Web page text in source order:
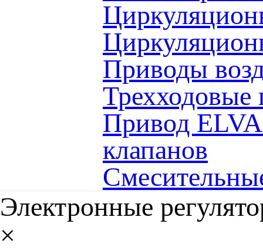
Приводы
Привод
клапанов
Электронные
×